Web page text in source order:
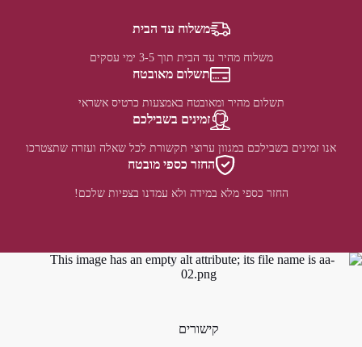
משלוח עד הבית
משלוח מהיר עד הבית תוך 3-5 ימי עסקים
תשלום מאובטח
תשלום מהיר ומאובטח באמצעות כרטיס אשראי
זמינים בשבילכם
אנו זמינים בשבילכם במגוון ערוצי תקשורת לכל שאלה ועזרה שתצטרכו
החזר כספי מובטח
החזר כספי מלא במידה ולא עמדנו בצפיות שלכם!
קישורים